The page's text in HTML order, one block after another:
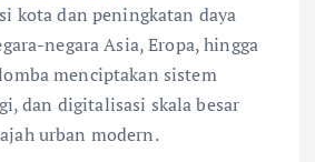
kota dan peningkatan daya
negara Asia, Eropa, hingga
menciptakan sistem
dan digitalisasi skala besar
urban modern.